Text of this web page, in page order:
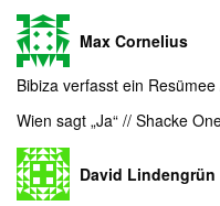
Max Cornelius
Bibiza verfasst ein Resümee
Wien sagt „Ja“ // Shacke
David Lindengrün